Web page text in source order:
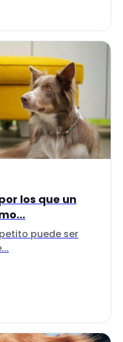
los que un
puede ser